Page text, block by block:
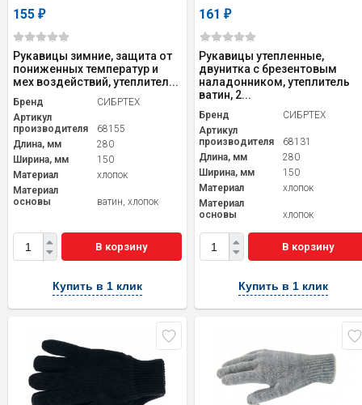
155 ₽
Рукавицы зимние, защита от
пониженных температур и
мех воздействий, утеплител...
Бренд
СИБРТЕХ
Артикул
производителя
68155
Длина, мм
280
Ширина, мм
150
Материал
хлопок
Материал
основы
ватин, хлопок
В корзину
Купить в 1 клик
161₽
Рукавицы утепленные,
двунитка с брезентовым
наладонником, утеплитель
ватин, 2...
Бренд
СИБРТЕХ
Артикул
производителя
68131
Длина, мм
280
Ширина, мм
150
Материал
хлопок
Материал
основы
хлопок
В корзину
Купить в 1 клик